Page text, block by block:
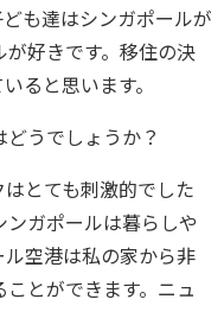
も達はシンガポールが
好きです。移住の決
ると思います。
うでしょうか？
とても刺激的でした
ガポールは暮らしや
空港は私の家から非
とができます。ニュ